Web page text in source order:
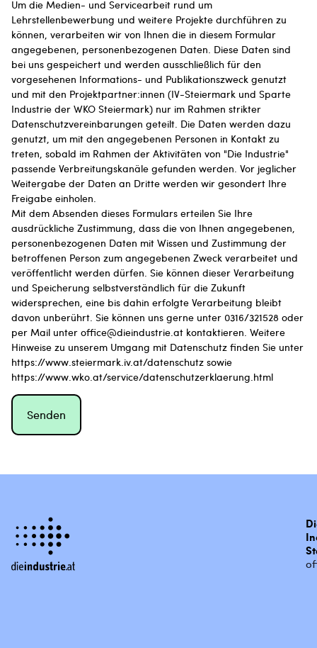
Um die Medien- und Servicearbeit rund um
Lehrstellenbewerbung und weitere Projekte durchführen zu
können, verarbeiten wir von Ihnen die in diesem Formular
angegebenen, personenbezogenen Daten. Diese Daten sind
bei uns gespeichert und werden ausschließlich für den
vorgesehenen Informations- und Publikationszweck genutzt
und mit den Projektpartner:innen (IV-Steiermark und Sparte
Industrie der WKO Steiermark) nur im Rahmen strikter
Datenschutzvereinbarungen geteilt. Die Daten werden dazu
genutzt, um mit den angegebenen Personen in Kontakt zu
treten, sobald im Rahmen der Aktivitäten von "Die Industrie"
passende Verbreitungskanäle gefunden werden. Vor jeglicher
Weitergabe der Daten an Dritte werden wir gesondert Ihre
Freigabe einholen.
Mit dem Absenden dieses Formulars erteilen Sie Ihre
ausdrückliche Zustimmung, dass die von Ihnen angegebenen,
personenbezogenen Daten mit Wissen und Zustimmung der
betroffenen Person zum angegebenen Zweck verarbeitet und
veröffentlicht werden dürfen. Sie können dieser Verarbeitung
und Speicherung selbstverständlich für die Zukunft
widersprechen, eine bis dahin erfolgte Verarbeitung bleibt
davon unberührt. Sie können uns gerne unter 0316/321528 oder
per Mail unter office@dieindustrie.at kontaktieren. Weitere
Hinweise zu unserem Umgang mit Datenschutz finden Sie unter
https://www.steiermark.iv.at/datenschutz sowie
https://www.wko.at/service/datenschutzerklaerung.html